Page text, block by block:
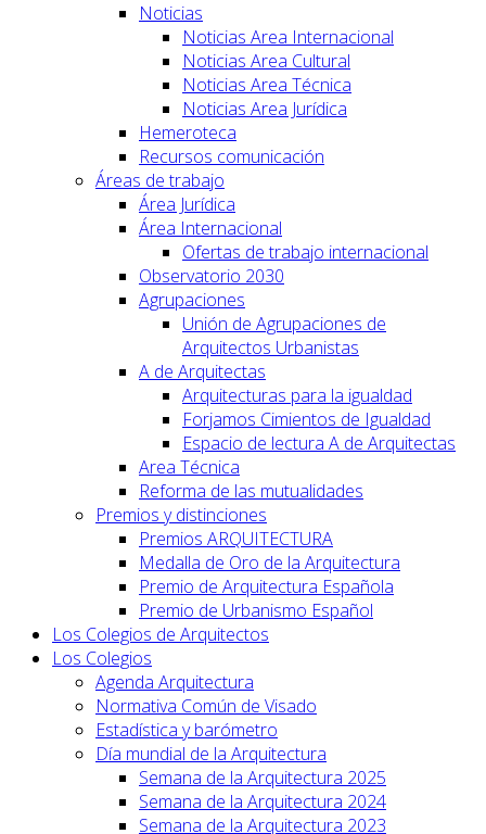
Noticias
Noticias Area Internacional
Noticias Area Cultural
Noticias Area Técnica
Noticias Area Jurídica
Hemeroteca
Recursos comunicación
Áreas de trabajo
Área Jurídica
Área Internacional
Ofertas de trabajo internacional
Observatorio 2030
Agrupaciones
Unión de Agrupaciones de
Arquitectos Urbanistas
A de Arquitectas
Arquitecturas para la igualdad
Forjamos Cimientos de Igualdad
Espacio de lectura A de Arquitectas
Area Técnica
Reforma de las mutualidades
Premios y distinciones
Premios ARQUITECTURA
Medalla de Oro de la Arquitectura
Premio de Arquitectura Española
Premio de Urbanismo Español
Los Colegios de Arquitectos
Los Colegios
Agenda Arquitectura
Normativa Común de Visado
Estadística y barómetro
Día mundial de la Arquitectura
Semana de la Arquitectura 2025
Semana de la Arquitectura 2024
Semana de la Arquitectura 2023